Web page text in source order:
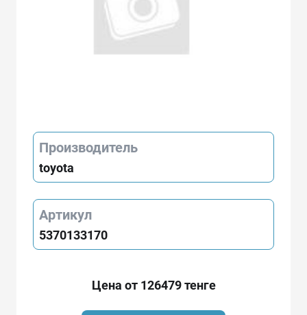
Производитель
toyota
Артикул
5370133170
Цена от 126479 тенге